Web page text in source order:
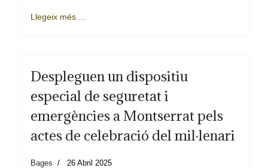
Llegeix més …
Despleguen un dispositiu
especial de seguretat i
emergències a Montserrat pels
actes de celebració del mil·lenari
Bages 26 Abril 2025